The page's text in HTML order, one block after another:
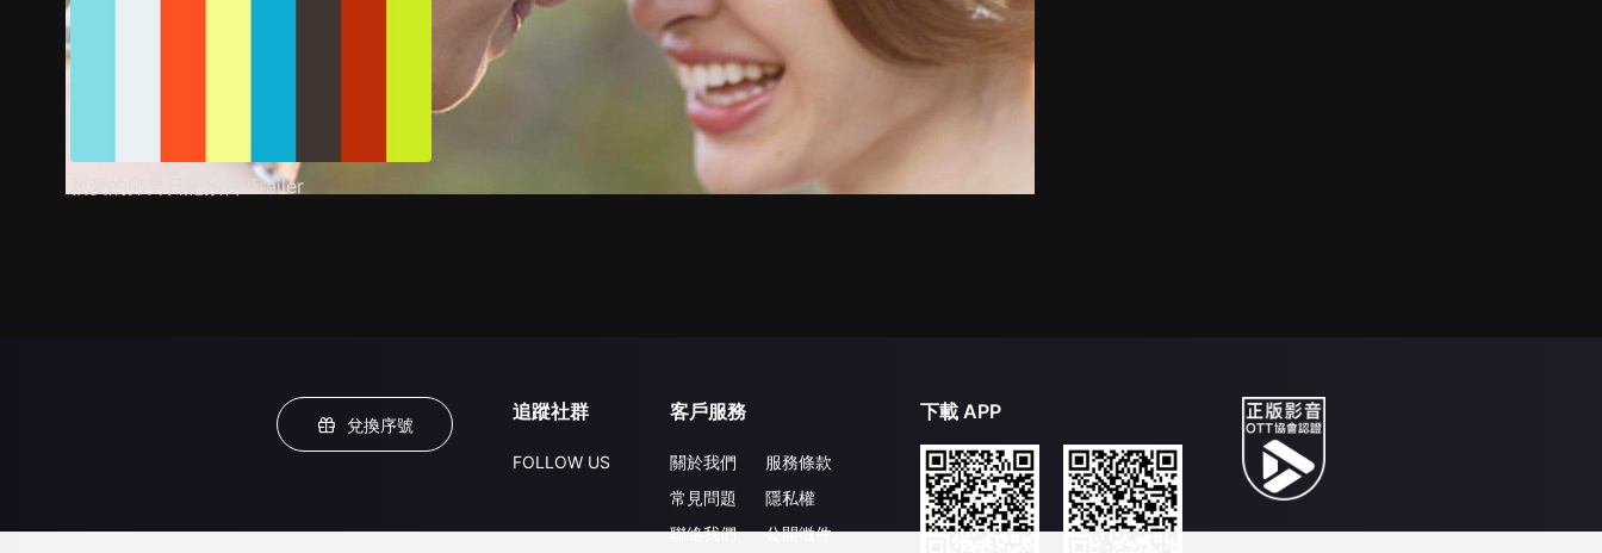
親愛的卵男日記預告 Trailer
兌換序號
追蹤社群
FOLLOW US
客戶服務
關於我們
常見問題
聯絡我們
服務條款
隱私權
公開徵件
下載 APP